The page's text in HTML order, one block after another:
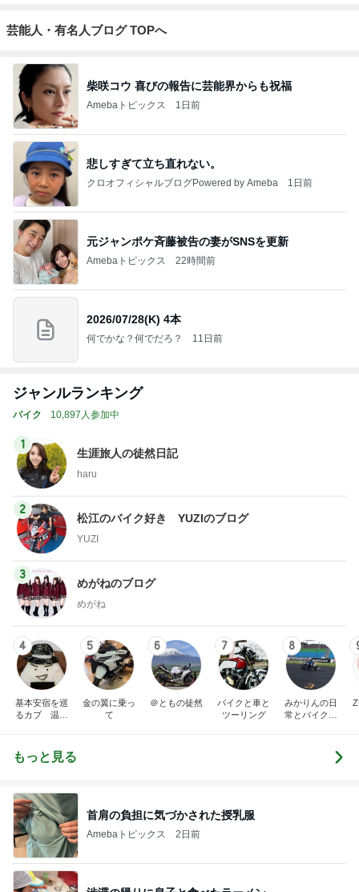
芸能人・有名人ブログ TOPへ
柴咲コウ 喜びの報告に芸能界からも祝福
Amebaトピックス 1日前
悲しすぎて立ち直れない。
クロオフィシャルブログPowered by Ameba 1日前
元ジャンポケ斉藤被告の妻がSNSを更新
Amebaトピックス 22時間前
2026/07/28(K) 4本
何でかな？何でだろ？ 11日前
ジャンルランキング
バイク 10,897人参加中
1
生涯旅人の徒然日記
haru
2
松江のバイク好き YUZIのブログ
YUZI
3
めがねのブログ
めがね
4
基本安宿を巡
るカブ 温泉
5
金の翼に乗っ
て
6
＠ともの徒然
7
バイクと車と
ツーリング
8
みかりんの日
常とバイクの
もっと見る
首肩の負担に気づかされた授乳服
Amebaトピックス 2日前